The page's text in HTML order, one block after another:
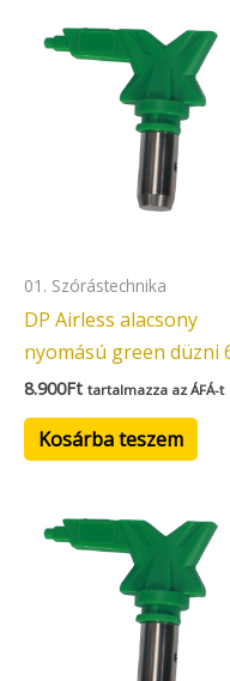
01. Szórástechnika
DP Airless alacsony
nyomású green düzni
8.900Ft tartalmazza az ÁFÁ-t
Kosárba teszem